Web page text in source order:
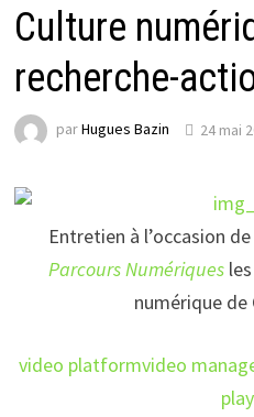
Culture
recherche-
parHugues Bazin 24 mai
Entretien à l’occasion
Parcours Numériques
numérique de
video platformvideo